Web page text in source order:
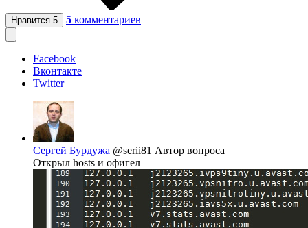
Нравится 5 5 комментариев
Facebook
Вконтакте
Twitter
Сергей Бурдужа @serii81 Автор вопроса
Открыл hosts и офигел